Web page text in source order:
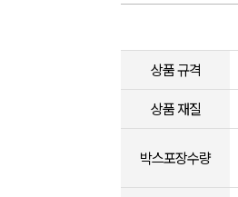
상품 규격
상품 재질
박스포장수량